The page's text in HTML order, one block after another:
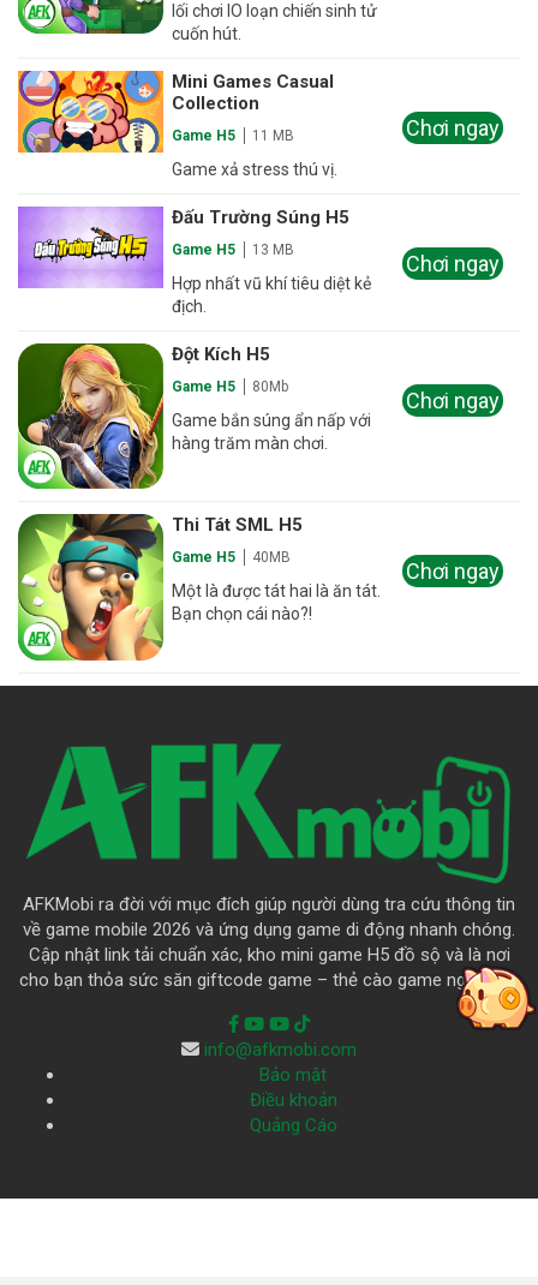
lối chơi IO loạn chiến sinh tử
cuốn hút.
Mini Games Casual
Collection
Game H5 11 MB
Game xả stress thú vị.
Chơi ngay
Đấu Trường Súng H5
Game H5 13 MB
Hợp nhất vũ khí tiêu diệt kẻ
địch.
Chơi ngay
Đột Kích H5
Game H5 80Mb
Game bắn súng ẩn nấp với
hàng trăm màn chơi.
Chơi ngay
Thi Tát SML H5
Game H5 40MB
Một là được tát hai là ăn tát.
Bạn chọn cái nào?!
Chơi ngay
AFKMobi ra đời với mục đích giúp người dùng tra cứu thông tin
về game mobile 2026 và ứng dụng game di động nhanh chóng.
Cập nhật link tải chuẩn xác, kho mini game H5 đồ sộ và là nơi
cho bạn thỏa sức săn giftcode game – thẻ cào game ngập trời.
info@afkmobi.com
Bảo mật
Điều khoản
Quảng Cáo